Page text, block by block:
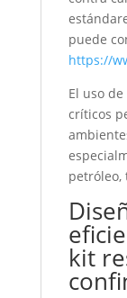
puede
https://
El uso
críticos
petróleo,
kit